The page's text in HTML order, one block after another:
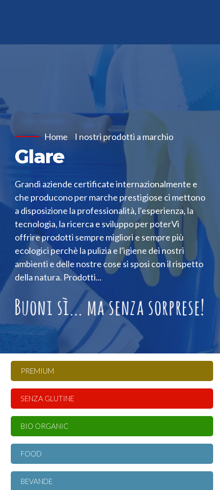
Home I nostri prodotti a marchio
Glare
Grandi aziende certificate internazionalmente e
che producono per marche prestigiose ci mettono
a disposizione la professionalità, l'esperienza, la
tecnologia, la ricerca e sviluppo per poterVi
offrire prodotti sempre migliori e sempre più
ecologici perchè la pulizia e l'igiene dei nostri
ambienti e delle nostre cose si sposi con il rispetto
della natura. Prodotti...
PREMIUM
SENZA GLUTINE
BIO ORGANIC
FOOD
BEVANDE